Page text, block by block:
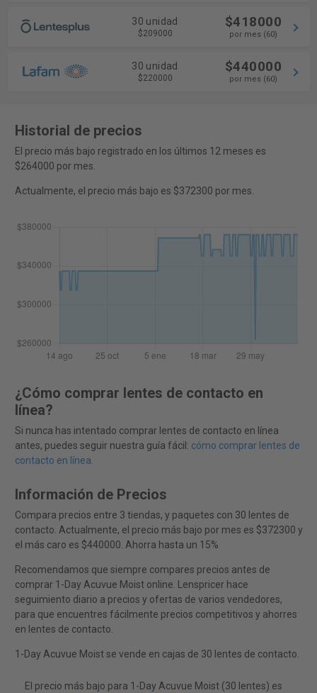
30 unidad
$209000
$418000
por mes (60)
30 unidad
$220000
$440000
por mes (60)
Historial de precios
El precio más bajo registrado en los últimos 12 meses es
$264000 por mes.
Actualmente, el precio más bajo es $372300 por mes.
¿Cómo comprar lentes de contacto en
línea?
Si nunca has intentado comprar lentes de contacto en línea
antes, puedes seguir nuestra guía fácil: cómo comprar lentes de
contacto en línea.
Información de Precios
Compara precios entre 3 tiendas, y paquetes con 30 lentes de
contacto. Actualmente, el precio más bajo por mes es $372300 y
el más caro es $440000. Ahorra hasta un 15%
Recomendamos que siempre compares precios antes de
comprar 1-Day Acuvue Moist online. Lenspricer hace
seguimiento diario a precios y ofertas de varios vendedores,
para que encuentres fácilmente precios competitivos y ahorres
en lentes de contacto.
1-Day Acuvue Moist se vende en cajas de 30 lentes de contacto.
El precio más bajo para 1-Day Acuvue Moist (30 lentes) es